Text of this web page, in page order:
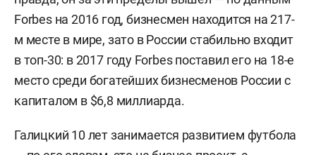
Forbes на 2016 год, бизнесмен находится на 217-
м месте в мире, зато в России стабильно входит
в топ-30: в 2017 году Forbes поставил его на 18-е
место среди богатейших бизнесменов России с
капиталом в $6,8 миллиарда.
Галицкий 10 лет занимается развитием футбола